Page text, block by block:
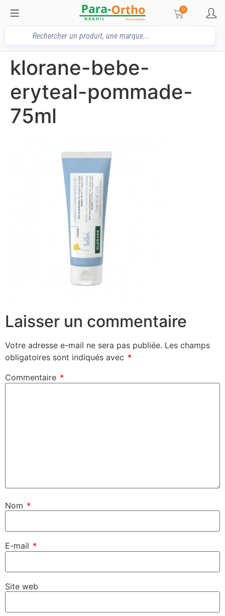
0
klorane-bebe-
eryteal-pommade-
75ml
Laisser un commentaire
Votre adresse e-mail ne sera pas publiée. Les champs
obligatoires sont indiqués avec *
Commentaire *
Nom *
E-mail *
Site web